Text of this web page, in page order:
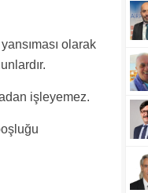
olarak
işleyemez.